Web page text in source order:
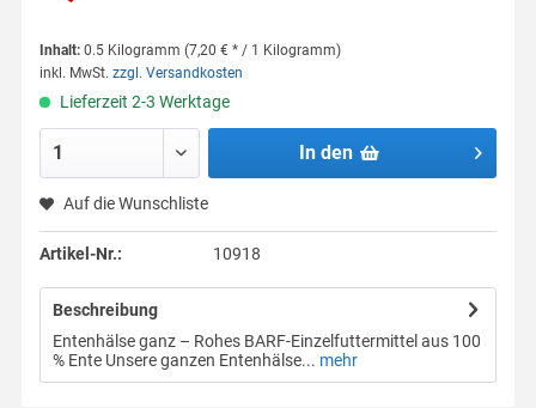
Inhalt: 0.5 Kilogramm (7,20 € * / 1 Kilogramm)
inkl. MwSt. zzgl. Versandkosten
Lieferzeit 2-3 Werktage
In den
Auf die Wunschliste
Artikel-Nr.: 10918
Beschreibung
Entenhälse ganz – Rohes BARF-Einzelfuttermittel aus 100
% Ente Unsere ganzen Entenhälse... mehr